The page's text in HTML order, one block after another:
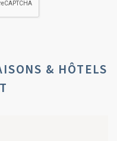
& HÔTELS